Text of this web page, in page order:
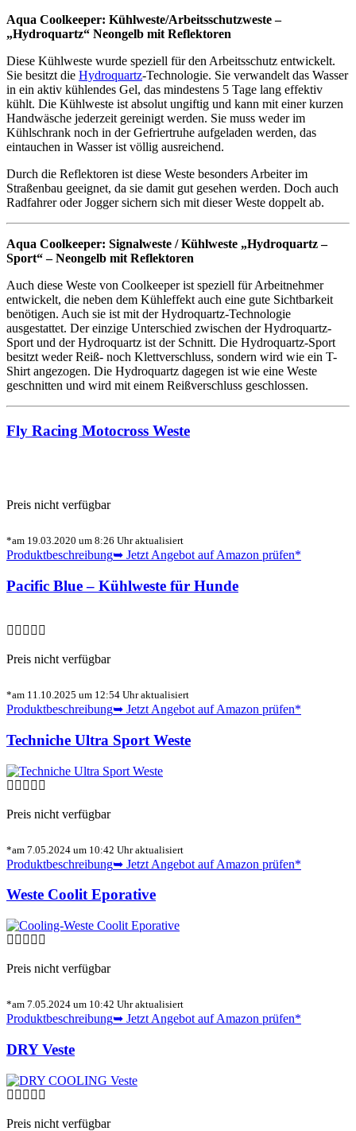
Aqua Coolkeeper: Kühlweste/Arbeitsschutzweste –
„Hydroquartz“ Neongelb mit Reflektoren
Diese Kühlweste wurde speziell für den Arbeitsschutz entwickelt.
Sie besitzt die Hydroquartz-Technologie. Sie verwandelt das Wasser
in ein aktiv kühlendes Gel, das mindestens 5 Tage lang effektiv
kühlt. Die Kühlweste ist absolut ungiftig und kann mit einer kurzen
Handwäsche jederzeit gereinigt werden. Sie muss weder im
Kühlschrank noch in der Gefriertruhe aufgeladen werden, das
eintauchen in Wasser ist völlig ausreichend.
Durch die Reflektoren ist diese Weste besonders Arbeiter im
Straßenbau geeignet, da sie damit gut gesehen werden. Doch auch
Radfahrer oder Jogger sichern sich mit dieser Weste doppelt ab.
Aqua Coolkeeper: Signalweste / Kühlweste „Hydroquartz –
Sport“ – Neongelb mit Reflektoren
Auch diese Weste von Coolkeeper ist speziell für Arbeitnehmer
entwickelt, die neben dem Kühleffekt auch eine gute Sichtbarkeit
benötigen. Auch sie ist mit der Hydroquartz-Technologie
ausgestattet. Der einzige Unterschied zwischen der Hydroquartz-
Sport und der Hydroquartz ist der Schnitt. Die Hydroquartz-Sport
besitzt weder Reiß- noch Klettverschluss, sondern wird wie ein T-
Shirt angezogen. Die Hydroquartz dagegen ist wie eine Weste
geschnitten und wird mit einem Reißverschluss geschlossen.
Fly Racing Motocross Weste
Preis nicht verfügbar
*am 19.03.2020 um 8:26 Uhr aktualisiert
Produktbeschreibung➥ Jetzt Angebot auf Amazon prüfen*
Pacific Blue – Kühlweste für Hunde
Preis nicht verfügbar
*am 11.10.2025 um 12:54 Uhr aktualisiert
Produktbeschreibung➥ Jetzt Angebot auf Amazon prüfen*
Techniche Ultra Sport Weste
Preis nicht verfügbar
*am 7.05.2024 um 10:42 Uhr aktualisiert
Produktbeschreibung➥ Jetzt Angebot auf Amazon prüfen*
Weste Coolit Eporative
Preis nicht verfügbar
*am 7.05.2024 um 10:42 Uhr aktualisiert
Produktbeschreibung➥ Jetzt Angebot auf Amazon prüfen*
DRY Veste
Preis nicht verfügbar